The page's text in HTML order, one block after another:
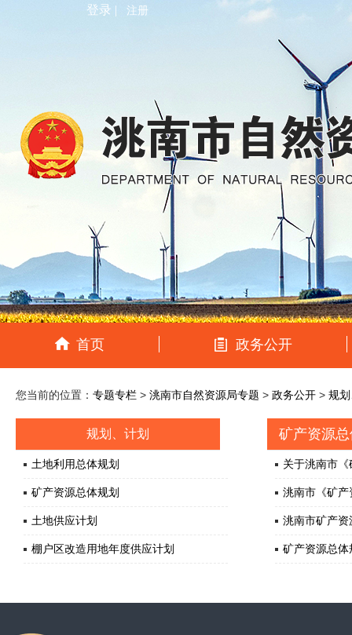
登录 | 注册
首页 政务公开
您当前的位置： 专题专栏 > 洮南市自然资源局专题 > 政务公开 > 规
规划、计划
土地利用总体规划
矿产资源总体规划
土地供应计划
棚户区改造用地年度供应计划
矿产资源
关于洮南市
洮南市《矿
洮南市矿产
矿产资源总体